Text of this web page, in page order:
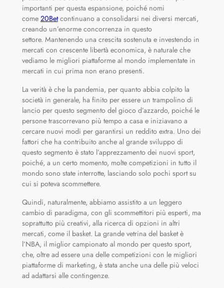
importanti per questa espansione, poiché nomi
come 20Betcontinuano a consolidarsi nei diversi mercati,
creando un’enorme concorrenza in questo
settore. Mantenendo una crescita sostenuta e investendo in
mercati con crescente libertà economica, è naturale che
vediamo le migliori piattaforme al mondo implementate in
mercati in cui prima non erano presenti.
La verità è che la pandemia, per quanto abbia colpito la
società in generale, ha finito per essere un trampolino di
lancio per questo segmento del gioco d’azzardo, poiché le
persone trascorrevano più tempo a casa e iniziavano a
cercare nuovi modi per garantirsi un reddito extra. Uno dei
fattori che ha contribuito anche al grande sviluppo di
questo segmento è stato l’apprezzamento dei nuovi sport,
poiché, a un certo momento, molte competizioni in tutto il
mondo sono state interrotte, lasciando solo pochi sport su
cui si poteva scommettere.
Quindi, naturalmente, abbiamo assistito a un leggero
cambio di paradigma, con gli scommettitori più esperti, ma
soprattutto più creativi, alla ricerca di opzioni in altri
mercati, come il basket. La grande vetrina del basket è
l’NBA, il miglior campionato al mondo per questo sport,
che, oltre ad essere una delle competizioni con le migliori
piattaforme di marketing, è stata anche una delle più veloci
ad adattarsi alle contingenze.